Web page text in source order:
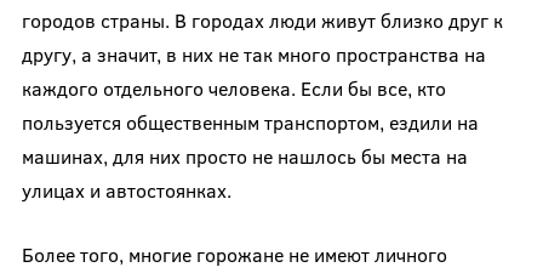
городов страны. В городах люди живут близко друг к
другу, а значит, в них не так много пространства на
каждого отдельного человека. Если бы все, кто
пользуется общественным транспортом, ездили на
машинах, для них просто не нашлось бы места на
улицах и автостоянках.
Более того, многие горожане не имеют личного